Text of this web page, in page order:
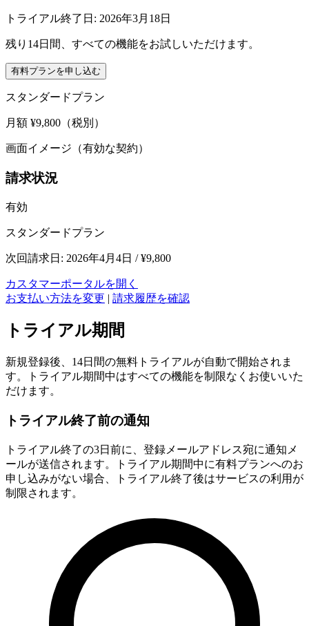
トライアル終了日: 2026年3月18日
残り14日間、すべての機能をお試しいただけます。
有料プランを申し込む
スタンダードプラン
月額 ¥9,800（税別）
画面イメージ（有効な契約）
請求状況
有効
スタンダードプラン
次回請求日: 2026年4月4日 / ¥9,800
カスタマーポータルを開く
お支払い方法を変更 | 請求履歴を確認
トライアル期間
新規登録後、14日間の無料トライアルが自動で開始されま
す。トライアル期間中はすべての機能を制限なくお使いいた
だけます。
トライアル終了前の通知
トライアル終了の3日前に、登録メールアドレス宛に通知メ
ールが送信されます。トライアル期間中に有料プランへのお
申し込みがない場合、トライアル終了後はサービスの利用が
制限されます。